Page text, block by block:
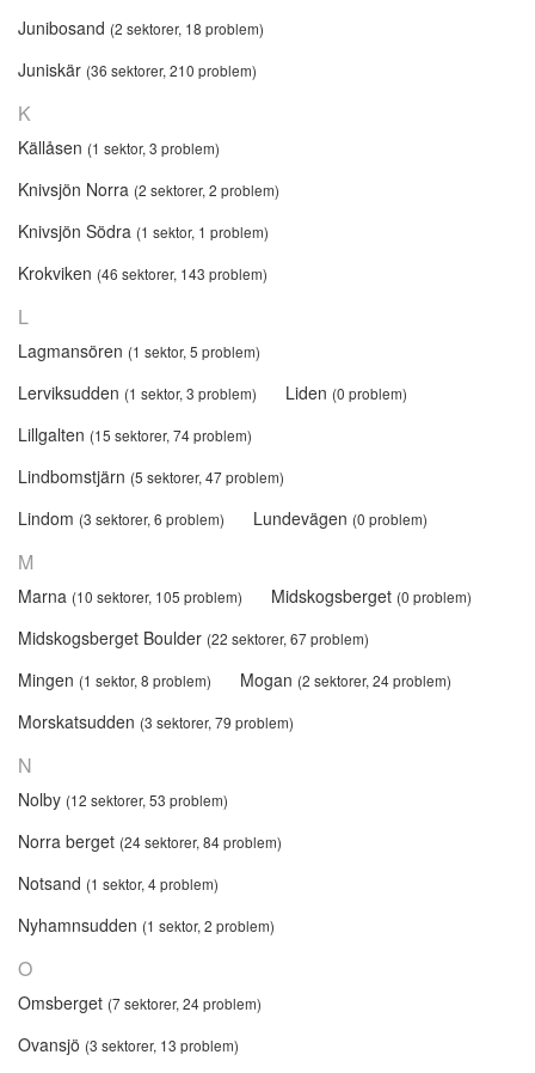
Junibosand (2 sektorer, 18 problem)
Juniskär (36 sektorer, 210 problem)
K
Källåsen (1 sektor, 3 problem)
Knivsjön Norra (2 sektorer, 2 problem)
Knivsjön Södra (1 sektor, 1 problem)
Krokviken (46 sektorer, 143 problem)
L
Lagmansören (1 sektor, 5 problem)
Lerviksudden (1 sektor, 3 problem) Liden (0 problem)
Lillgalten (15 sektorer, 74 problem)
Lindbomstjärn (5 sektorer, 47 problem)
Lindom (3 sektorer, 6 problem) Lundevägen (0 problem)
M
Marna (10 sektorer, 105 problem) Midskogsberget (0 problem)
Midskogsberget Boulder (22 sektorer, 67 problem)
Mingen (1 sektor, 8 problem) Mogan (2 sektorer, 24 problem)
Morskatsudden (3 sektorer, 79 problem)
N
Nolby (12 sektorer, 53 problem)
Norra berget (24 sektorer, 84 problem)
Notsand (1 sektor, 4 problem)
Nyhamnsudden (1 sektor, 2 problem)
O
Omsberget (7 sektorer, 24 problem)
Ovansjö (3 sektorer, 13 problem)